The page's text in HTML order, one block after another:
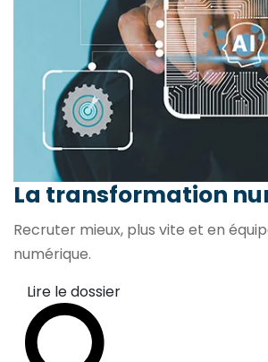
La transformation
Recruter mieux, plus vite et en
numérique.
Lire le dossier